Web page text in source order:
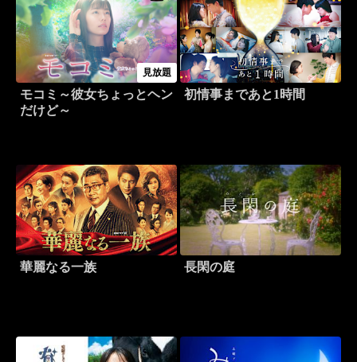
見放題
モコミ～彼女ちょっとヘン
だけど～
初情事まであと1時間
華麗なる一族 長閑の庭